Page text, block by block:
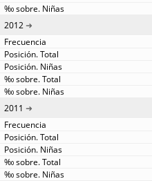
2012
2011